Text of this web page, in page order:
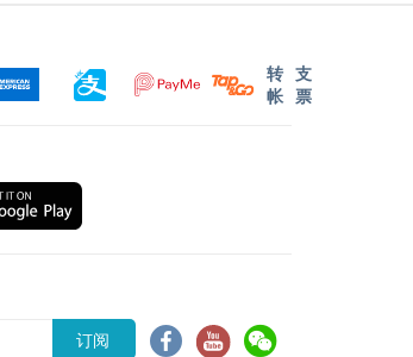
转
帐
支
票
订阅